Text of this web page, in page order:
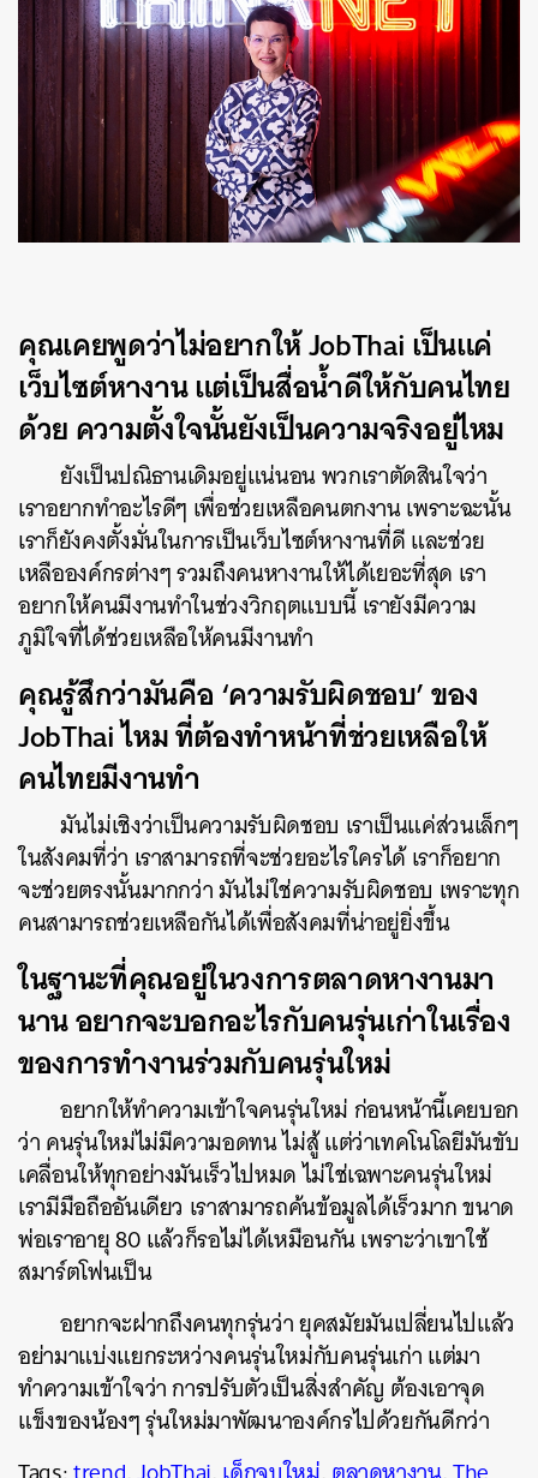
คุณเคยพูดว่าไม่อยากให้ JobThai เป็นแค่
เว็บไซต์หางาน แต่เป็นสื่อน้ำดีให้กับคนไทย
ด้วย ความตั้งใจนั้นยังเป็นความจริงอยู่ไหม
ยังเป็นปณิธานเดิมอยู่แน่นอน พวกเราตัดสินใจว่า
เราอยากทำอะไรดีๆ เพื่อช่วยเหลือคนตกงาน เพราะฉะนั้น
เราก็ยังคงตั้งมั่นในการเป็นเว็บไซต์หางานที่ดี และช่วย
เหลือองค์กรต่างๆ รวมถึงคนหางานให้ได้เยอะที่สุด เรา
อยากให้คนมีงานทำในช่วงวิกฤตแบบนี้ เรายังมีความ
ภูมิใจที่ได้ช่วยเหลือให้คนมีงานทำ
คุณรู้สึกว่ามันคือ ‘ความรับผิดชอบ’ ของ
JobThai ไหม ที่ต้องทำหน้าที่ช่วยเหลือให้
คนไทยมีงานทำ
มันไม่เชิงว่าเป็นความรับผิดชอบ เราเป็นแค่ส่วนเล็กๆ
ในสังคมที่ว่า เราสามารถที่จะช่วยอะไรใครได้ เราก็อยาก
จะช่วยตรงนั้นมากกว่า มันไม่ใช่ความรับผิดชอบ เพราะทุก
คนสามารถช่วยเหลือกันได้เพื่อสังคมที่น่าอยู่ยิ่งขึ้น
ในฐานะที่คุณอยู่ในวงการตลาดหางานมา
นาน อยากจะบอกอะไรกับคนรุ่นเก่าในเรื่อง
ของการทำงานร่วมกับคนรุ่นใหม่
อยากให้ทำความเข้าใจคนรุ่นใหม่ ก่อนหน้านี้เคยบอก
ว่า คนรุ่นใหม่ไม่มีความอดทน ไม่สู้ แต่ว่าเทคโนโลยีมันขับ
เคลื่อนให้ทุกอย่างมันเร็วไปหมด ไม่ใช่เฉพาะคนรุ่นใหม่
เรามีมือถืออันเดียว เราสามารถค้นข้อมูลได้เร็วมาก ขนาด
พ่อเราอายุ 80 แล้วก็รอไม่ได้เหมือนกัน เพราะว่าเขาใช้
สมาร์ตโฟนเป็น
อยากจะฝากถึงคนทุกรุ่นว่า ยุคสมัยมันเปลี่ยนไปแล้ว
อย่ามาแบ่งแยกระหว่างคนรุ่นใหม่กับคนรุ่นเก่า แต่มา
ทำความเข้าใจว่า การปรับตัวเป็นสิ่งสำคัญ ต้องเอาจุด
แข็งของน้องๆ รุ่นใหม่มาพัฒนาองค์กรไปด้วยกันดีกว่า